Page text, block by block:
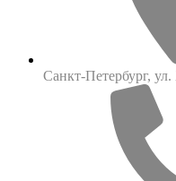
Санкт-Петербург,